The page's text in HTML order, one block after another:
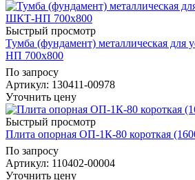
Быстрый просмотр
Тумба (фундамент) металлическая
НП 700х800
По запросу
Артикул: 130411-00978
Уточнить цену
Быстрый просмотр
Плита опорная ОП-1К-80 короткая
По запросу
Артикул: 110402-00004
Уточнить цену